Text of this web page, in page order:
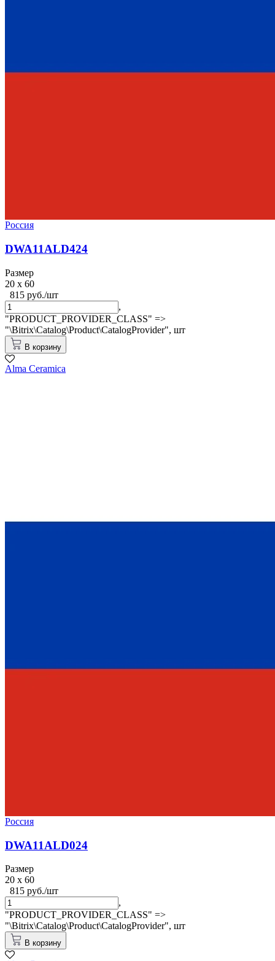
Россия
DWA11ALD424
Размер
20 x 60
815 руб./шт
,
"PRODUCT_PROVIDER_CLASS" =>
"\Bitrix\Catalog\Product\CatalogProvider", шт
В корзину
Alma Ceramica
Россия
DWA11ALD024
Размер
20 x 60
815 руб./шт
,
"PRODUCT_PROVIDER_CLASS" =>
"\Bitrix\Catalog\Product\CatalogProvider", шт
В корзину